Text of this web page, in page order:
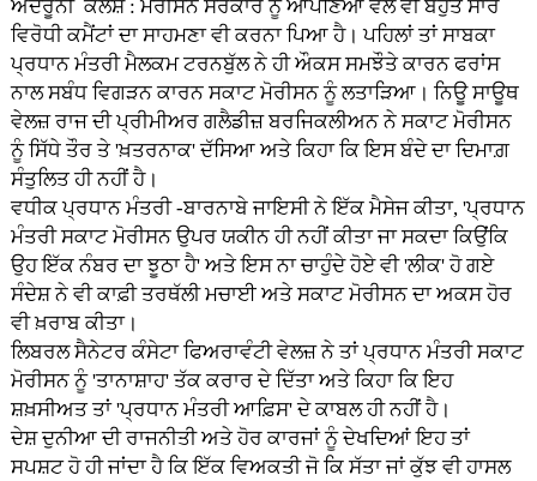
ਅੰਦਰੂਨੀ ਕਲੇਸ਼ : ਮੋਰੀਸਨ ਸਰਕਾਰ ਨੂੰ ਆਪਣਿਆਂ ਵੱਲੋਂ ਵੀ ਬਹੁਤ ਸਾਰੇ
ਵਿਰੋਧੀ ਕਮੈਂਟਾਂ ਦਾ ਸਾਹਮਣਾ ਵੀ ਕਰਨਾ ਪਿਆ ਹੈ। ਪਹਿਲਾਂ ਤਾਂ ਸਾਬਕਾ
ਪ੍ਰਧਾਨ ਮੰਤਰੀ ਮੈਲਕਮ ਟਰਨਬੁੱਲ ਨੇ ਹੀ ਔਕਸ ਸਮਝੌਤੇ ਕਾਰਨ ਫਰਾਂਸ
ਨਾਲ ਸਬੰਧ ਵਿਗੜਨ ਕਾਰਨ ਸਕਾਟ ਮੋਰੀਸਨ ਨੂੰ ਲਤਾੜਿਆ। ਨਿਊ ਸਾਊਥ
ਵੇਲਜ਼ ਰਾਜ ਦੀ ਪ੍ਰੀਮੀਅਰ ਗਲੈਡੀਜ਼ ਬਰਜਿਕਲੀਅਨ ਨੇ ਸਕਾਟ ਮੋਰੀਸਨ
ਨੂੰ ਸਿੱਧੇ ਤੌਰ ਤੇ 'ਖ਼ਤਰਨਾਕ' ਦੱਸਿਆ ਅਤੇ ਕਿਹਾ ਕਿ ਇਸ ਬੰਦੇ ਦਾ ਦਿਮਾਗ਼
ਸੰਤੁਲਿਤ ਹੀ ਨਹੀਂ ਹੈ।
ਵਧੀਕ ਪ੍ਰਧਾਨ ਮੰਤਰੀ -ਬਾਰਨਾਬੇ ਜਾਇਸੀ ਨੇ ਇੱਕ ਮੈਸੇਜ ਕੀਤਾ, 'ਪ੍ਰਧਾਨ
ਮੰਤਰੀ ਸਕਾਟ ਮੋਰੀਸਨ ਉਪਰ ਯਕੀਨ ਹੀ ਨਹੀਂ ਕੀਤਾ ਜਾ ਸਕਦਾ ਕਿਉਂਕਿ
ਉਹ ਇੱਕ ਨੰਬਰ ਦਾ ਝੂਠਾ ਹੈ' ਅਤੇ ਇਸ ਨਾ ਚਾਹੁੰਦੇ ਹੋਏ ਵੀ 'ਲੀਕ' ਹੋ ਗਏ
ਸੰਦੇਸ਼ ਨੇ ਵੀ ਕਾਫ਼ੀ ਤਰਥੱਲੀ ਮਚਾਈ ਅਤੇ ਸਕਾਟ ਮੋਰੀਸਨ ਦਾ ਅਕਸ ਹੋਰ
ਵੀ ਖ਼ਰਾਬ ਕੀਤਾ।
ਲਿਬਰਲ ਸੈਨੇਟਰ ਕੰਸੇਟਾ ਫਿਅਰਾਵੰਟੀ ਵੇਲਜ਼ ਨੇ ਤਾਂ ਪ੍ਰਧਾਨ ਮੰਤਰੀ ਸਕਾਟ
ਮੋਰੀਸਨ ਨੂੰ 'ਤਾਨਾਸ਼ਾਹ' ਤੱਕ ਕਰਾਰ ਦੇ ਦਿੱਤਾ ਅਤੇ ਕਿਹਾ ਕਿ ਇਹ
ਸ਼ਖ਼ਸੀਅਤ ਤਾਂ 'ਪ੍ਰਧਾਨ ਮੰਤਰੀ ਆਫ਼ਿਸ' ਦੇ ਕਾਬਲ ਹੀ ਨਹੀਂ ਹੈ।
ਦੇਸ਼ ਦੁਨੀਆ ਦੀ ਰਾਜਨੀਤੀ ਅਤੇ ਹੋਰ ਕਾਰਜਾਂ ਨੂੰ ਦੇਖਦਿਆਂ ਇਹ ਤਾਂ
ਸਪਸ਼ਟ ਹੋ ਹੀ ਜਾਂਦਾ ਹੈ ਕਿ ਇੱਕ ਵਿਅਕਤੀ ਜੋ ਕਿ ਸੱਤਾ ਜਾਂ ਕੁੱਝ ਵੀ ਹਾਸਲ